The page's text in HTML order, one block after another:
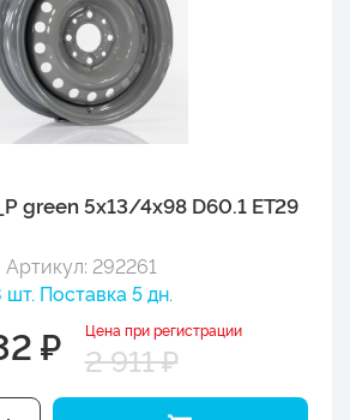
green 5x13/4x98 D60.1 ET29
Артикул: 292261
шт. Поставка 5 дн.
₽ Цена при регистрации
2 911 ₽